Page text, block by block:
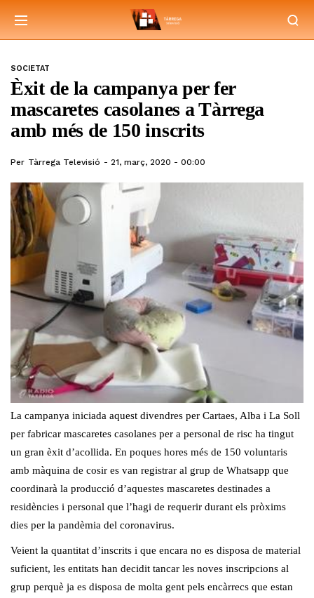
SOCIETAT
Èxit de la campanya per fer
mascaretes casolanes a Tàrrega
amb més de 150 inscrits
Per Tàrrega Televisió 21, març, 2020 - 00:00
La campanya iniciada aquest divendres per Cartaes, Alba i La Soll
per fabricar mascaretes casolanes per a personal de risc ha tingut
un gran èxit d’acollida. En poques hores més de 150 voluntaris
amb màquina de cosir es van registrar al grup de Whatsapp que
coordinarà la producció d’aquestes mascaretes destinades a
residències i personal que l’hagi de requerir durant els pròxims
dies per la pandèmia del coronavirus.
Veient la quantitat d’inscrits i que encara no es disposa de material
suficient, les entitats han decidit tancar les noves inscripcions al
grup perquè ja es disposa de molta gent pels encàrrecs que estan